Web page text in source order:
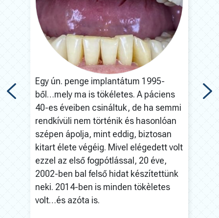
Egy ún. penge implantátum 1995-
ből…mely ma is tökéletes. A páciens
40-es éveiben csináltuk, de ha semmi
rendkívüli nem történik és hasonlóan
szépen ápolja, mint eddig, biztosan
kitart élete végéig. Mivel elégedett volt
ezzel az első fogpótlással, 20 éve,
2002-ben bal felső hidat készítettünk
neki. 2014-ben is minden tökèletes
volt…és azóta is.